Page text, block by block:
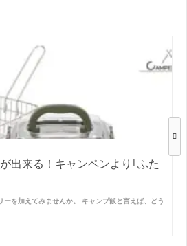
出来る！キャンペンより｢ふた
ーを加えてみませんか。 キャンプ飯と言えば、どう